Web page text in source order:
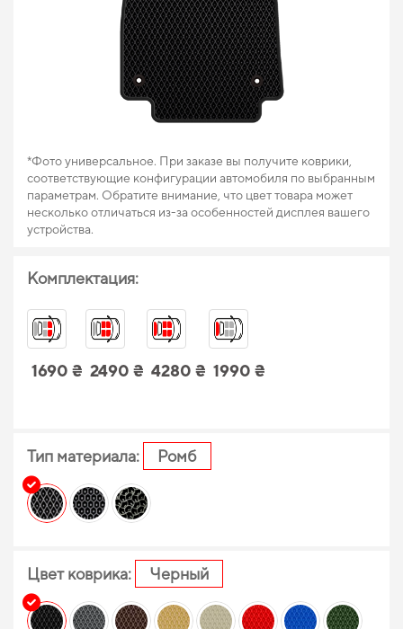
*Фото универсальное. При заказе вы получите коврики,
соответствующие конфигурации автомобиля по выбранным
параметрам. Обратите внимание, что цвет товара может
несколько отличаться из-за особенностей дисплея вашего
устройства.
Комплектация:
1690 ₴ 2490 ₴ 4280 ₴ 1990 ₴
Тип материала: Ромб
Цвет коврика: Черный